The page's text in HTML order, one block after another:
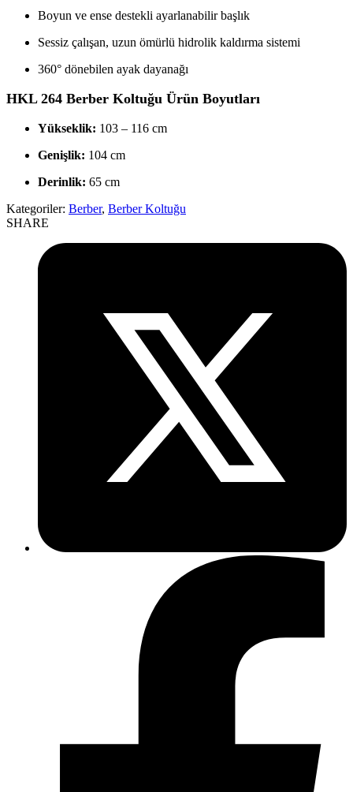
Boyun ve ense destekli ayarlanabilir başlık
Sessiz çalışan, uzun ömürlü hidrolik kaldırma sistemi
360° dönebilen ayak dayanağı
HKL 264 Berber Koltuğu Ürün Boyutları
Yükseklik: 103 – 116 cm
Genişlik: 104 cm
Derinlik: 65 cm
Kategoriler: Berber, Berber Koltuğu
SHARE